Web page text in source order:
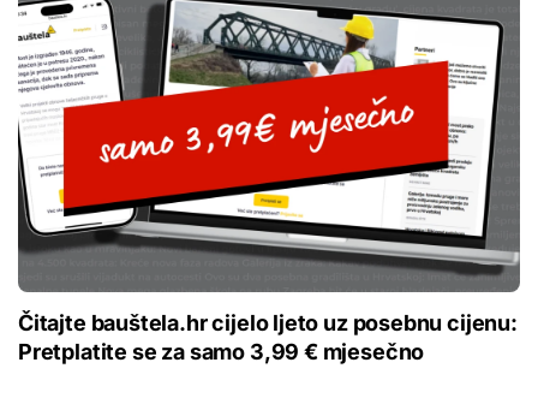
Čitajte bauštela.hr cijelo ljeto uz posebnu cijenu:
Pretplatite se za samo 3,99 € mjesečno